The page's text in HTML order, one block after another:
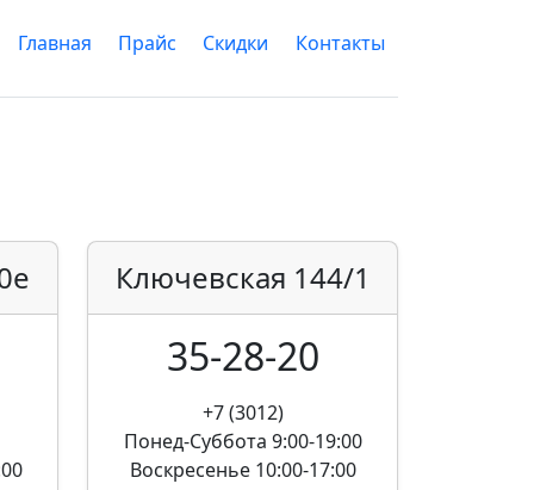
Главная Прайс Скидки Контакты
Ключевская 144/1
35-28-20
+7 (3012)
Понед-Суббота 9:00-19:00
Воскресенье 10:00-17:00